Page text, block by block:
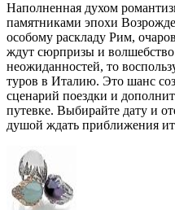
Наполненная духом
памятниками эпохи
особому раскладу Рим,
ждут сюрпризы и
неожиданностей, то
туров в Италию. Это шанс
сценарий поездки и
путевке. Выбирайте дату и
душой ждать приближения